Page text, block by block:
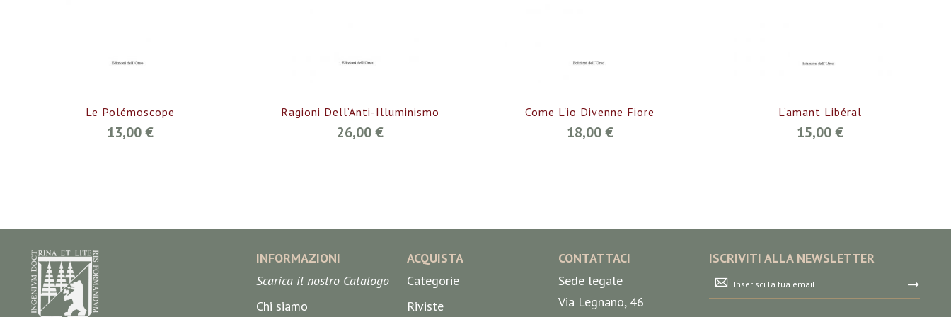
Le Polémoscope
13,00 €
Ragioni Dell’Anti-Illuminismo
26,00 €
Come L'io Divenne Fiore
18,00 €
L’amant Libéral
15,00 €
INFORMAZIONI
Scarica il nostro Catalogo
Chi siamo
ACQUISTA
Categorie
Riviste
CONTATTACI
Sede legale
Via Legnano, 46
ISCRIVITI ALLA NEWSLETTER
Iscriviti
alla
nostra